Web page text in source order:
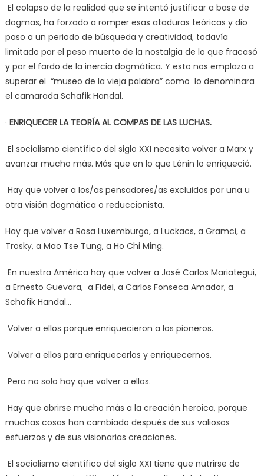
El colapso de la realidad que se intentó justificar a base de
dogmas, ha forzado a romper esas ataduras teóricas y dio
paso a un periodo de búsqueda y creatividad, todavía
limitado por el peso muerto de la nostalgia de lo que fracasó
y por el fardo de la inercia dogmática. Y esto nos emplaza a
superar el “museo de la vieja palabra” como lo denominara
el camarada Schafik Handal.
· ENRIQUECER LA TEORÍA AL COMPAS DE LAS LUCHAS.
El socialismo científico del siglo XXI necesita volver a Marx y
avanzar mucho más. Más que en lo que Lénin lo enriqueció.
Hay que volver a los/as pensadores/as excluidos por una u
otra visión dogmática o reduccionista.
Hay que volver a Rosa Luxemburgo, a Luckacs, a Gramci, a
Trosky, a Mao Tse Tung, a Ho Chi Ming.
En nuestra América hay que volver a José Carlos Mariategui,
a Ernesto Guevara, a Fidel, a Carlos Fonseca Amador, a
Schafik Handal…
Volver a ellos porque enriquecieron a los pioneros.
Volver a ellos para enriquecerlos y enriquecernos.
Pero no solo hay que volver a ellos.
Hay que abrirse mucho más a la creación heroica, porque
muchas cosas han cambiado después de sus valiosos
esfuerzos y de sus visionarias creaciones.
El socialismo científico del siglo XXI tiene que nutrirse de